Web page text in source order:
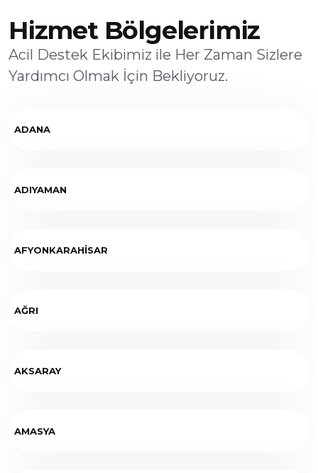
Hizmet Bölgelerimiz
Acil Destek Ekibimiz ile Her Zaman Sizlere
Yardımcı Olmak İçin Bekliyoruz.
ADANA
ADIYAMAN
AFYONKARAHİSAR
AĞRI
AKSARAY
AMASYA